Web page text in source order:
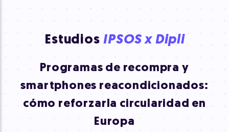
Estudios IPSOS x Dipli
Programas de recompra y
smartphones reacondicionados:
cómo reforzarla circularidad en
Europa